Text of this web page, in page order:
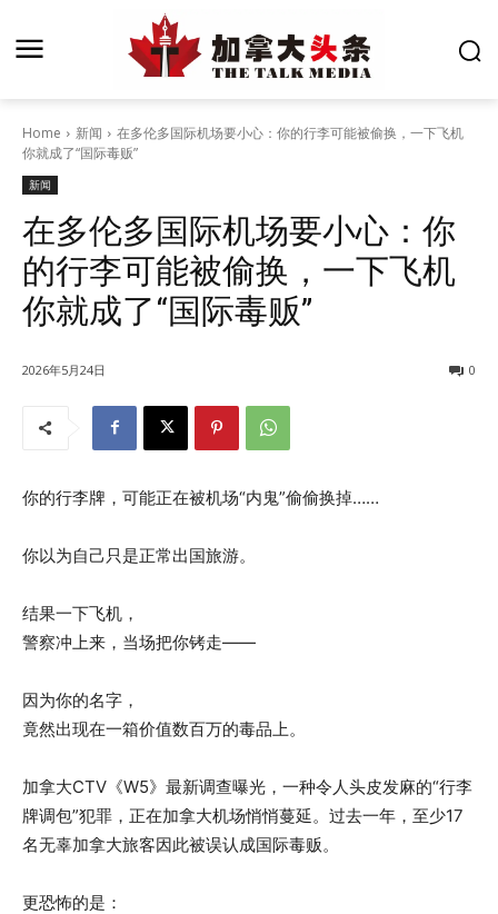
Home 新闻
在多伦多国际机场要小心：你的行李可能被偷换，一下飞机
你就成了“国际毒贩”
新闻
在多伦多国际机场要小心：你
的行李可能被偷换，一下飞机
你就成了“国际毒贩”
2026年5月24日 0
你的行李牌，可能正在被机场“内鬼”偷偷换掉……
你以为自己只是正常出国旅游。
结果一下飞机，
警察冲上来，当场把你铐走——
因为你的名字，
竟然出现在一箱价值数百万的毒品上。
加拿大CTV《W5》最新调查曝光，一种令人头皮发麻的“行李
牌调包”犯罪，正在加拿大机场悄悄蔓延。过去一年，至少17
名无辜加拿大旅客因此被误认成国际毒贩。
更恐怖的是：